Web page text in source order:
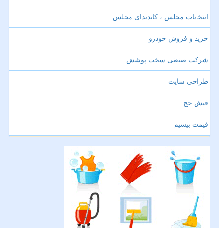
انتخابات مجلس ، کاندیدای مجلس
خرید و فروش خودرو
شرکت صنعتی سخت پوشش
طراحی سایت
فیش حج
قیمت بیسیم